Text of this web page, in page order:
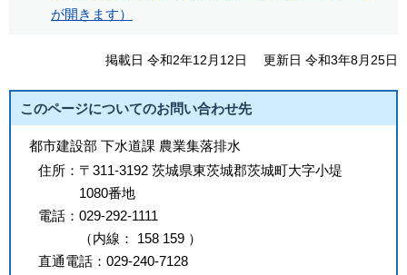
が開きます）
掲載日 令和2年12月12日 更新日 令和3年8月25日
このページについてのお問い合わせ先
都市建設部 下水道課 農業集落排水
住所： 〒311-3192 茨城県東茨城郡茨城町大字小堤
1080番地
電話： 029-292-1111
（内線 ： 158 159 ）
直通電話： 029-240-7128